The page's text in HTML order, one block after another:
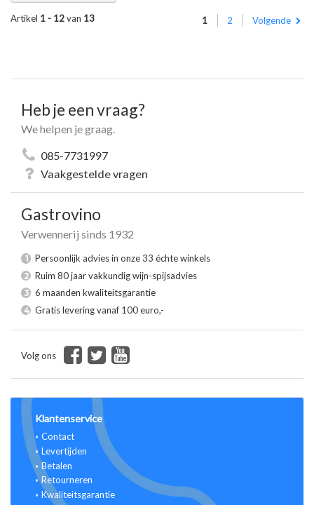
Artikel 1 - 12van 13 1 2 Volgende
Heb je een vraag?
We helpen je graag.
085-7731997
Vaakgestelde vragen
Gastrovino
Verwennerij sinds 1932
1 Persoonlijk advies in onze 33 échte winkels
2 Ruim 80 jaar vakkundig wijn-spijsadvies
3 6 maanden kwaliteitsgarantie
4 Gratis levering vanaf 100 euro,-
Volg ons
Klantenservice
Contact
Levertijden
Betalen
Retourneren
Kwaliteitsgarantie